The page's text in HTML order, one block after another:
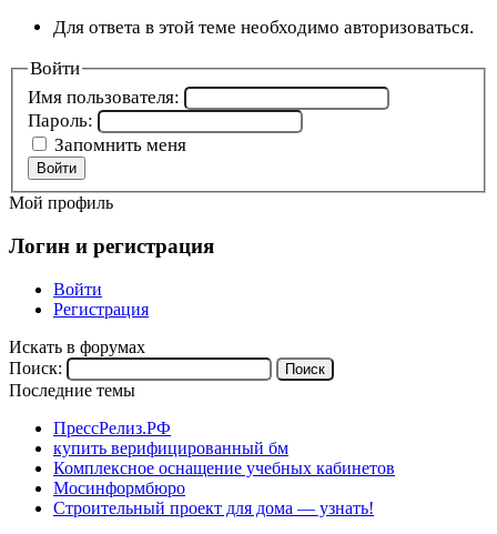
Для ответа в этой теме необходимо авторизоваться.
Войти
Имя пользователя:
Пароль:
Запомнить меня
Войти
Мой профиль
Логин и регистрация
Войти
Регистрация
Искать в форумах
Поиск:
Последние темы
ПрессРелиз.РФ
купить верифицированный бм
Комплексное оснащение учебных кабинетов
Мосинформбюро
Строительный проект для дома — узнать!